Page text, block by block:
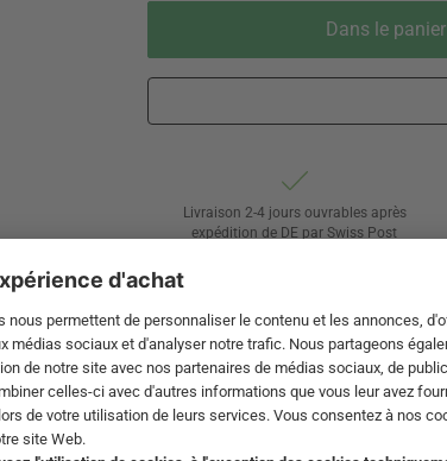
Dans le panier
Livraison 2-4 jours ouvrables après
expédition de DE par Swiss Post